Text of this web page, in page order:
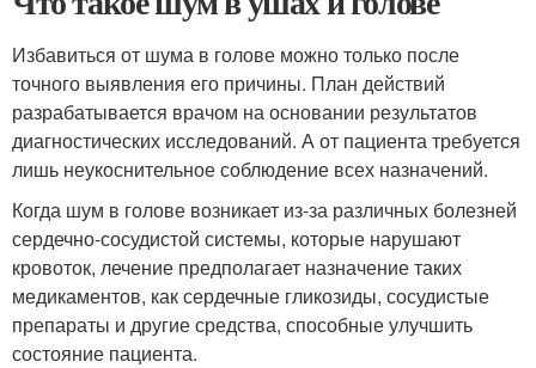
Избавиться от шума в голове можно только после
точного выявления его причины. План действий
разрабатывается врачом на основании результатов
диагностических исследований. А от пациента требуется
лишь неукоснительное соблюдение всех назначений.
Когда шум в голове возникает из-за различных болезней
сердечно-сосудистой системы, которые нарушают
кровоток, лечение предполагает назначение таких
медикаментов, как сердечные гликозиды, сосудистые
препараты и другие средства, способные улучшить
состояние пациента.